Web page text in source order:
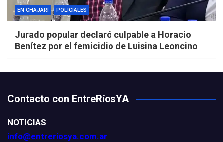
EN CHAJARÍ POLICIALES
Jurado popular declaró culpable a Horacio
Benítez por el femicidio de Luisina Leoncino
Contacto con EntreRíosYA
NOTICIAS
info@entreriosya.com.ar